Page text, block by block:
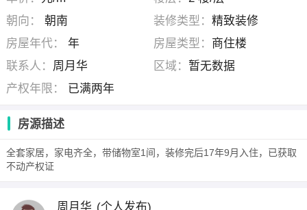
朝向：
朝南 装修类型： 精致装修
房屋年代：
年 房屋类型： 商住楼
联系人： 周月华 区域： 暂无数据
产权年限：
已满两年
房源描述
全套家居，家电齐全，带储物室1间，装修完后17年9月入住，已获取
不动产权证
周月华 (个人发布)